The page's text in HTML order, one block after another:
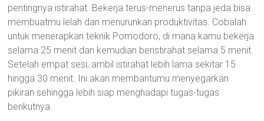
pentingnya istirahat. Bekerja terus-menerus tanpa jeda bisa
membuatmu lelah dan menurunkan produktivitas. Cobalah
untuk menerapkan teknik Pomodoro, di mana kamu bekerja
selama 25 menit dan kemudian beristirahat selama 5 menit.
Setelah empat sesi, ambil istirahat lebih lama sekitar 15
hingga 30 menit. Ini akan membantumu menyegarkan
pikiran sehingga lebih siap menghadapi tugas-tugas
berikutnya.